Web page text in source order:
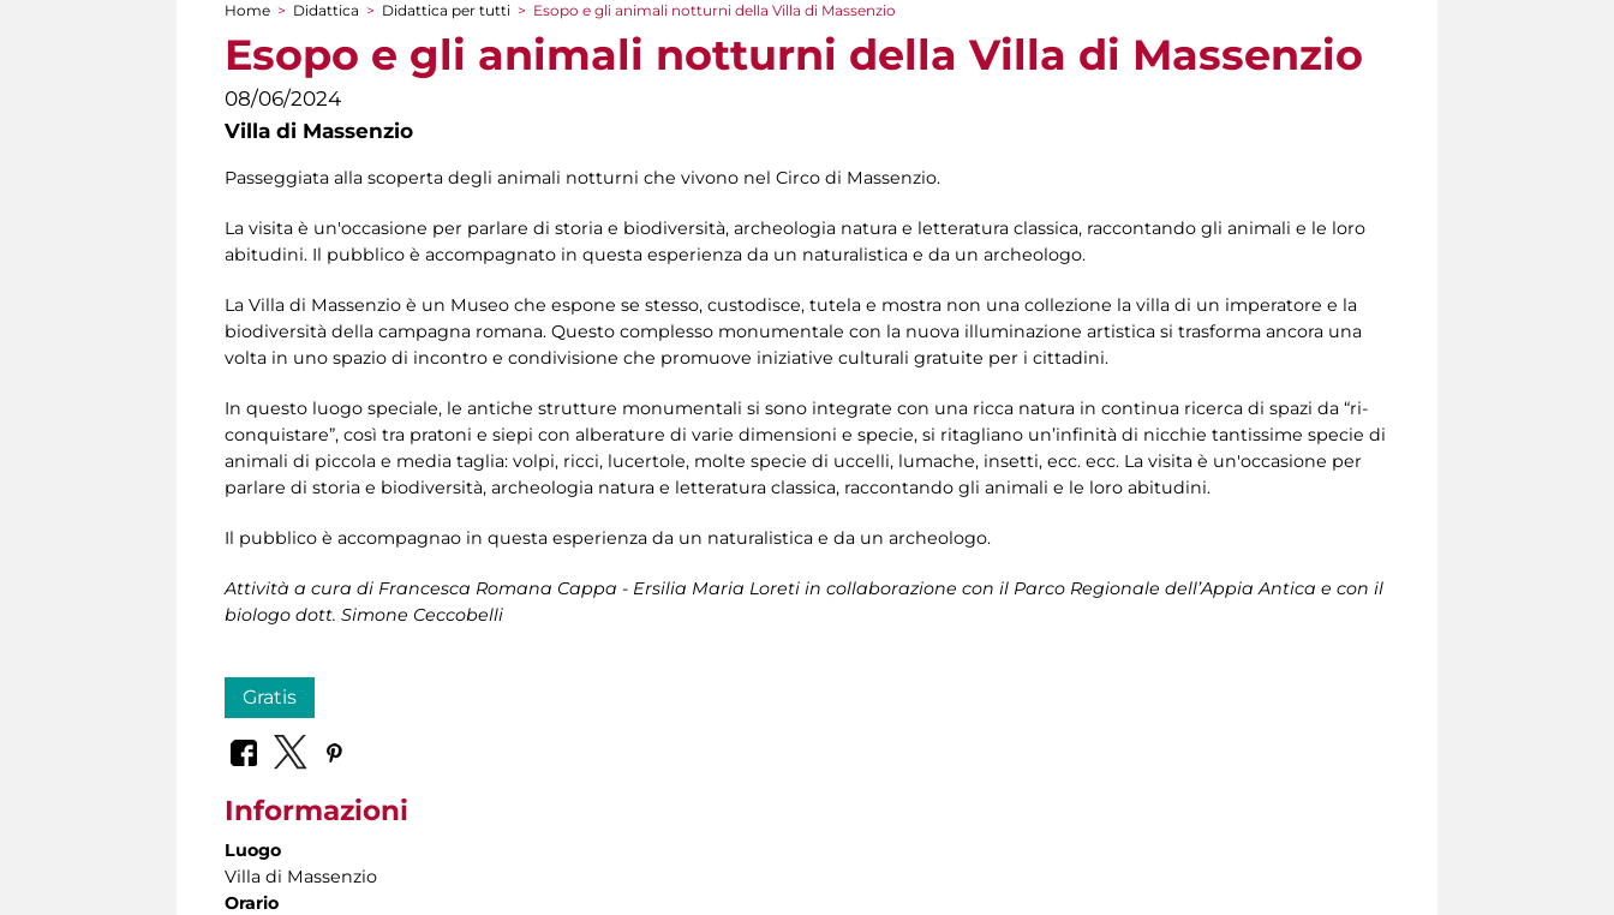
Tu sei qui
Home > Didattica > Didattica per tutti > Esopo e gli animali notturni della Villa di Massenzio
Esopo e gli animali notturni della Villa di Massenzio
08/06/2024
Villa di Massenzio
Passeggiata alla scoperta degli animali notturni che vivono nel Circo di Massenzio.
La visita è un'occasione per parlare di storia e biodiversità, archeologia natura e letteratura classica, raccontando gli animali e le loro
abitudini. Il pubblico è accompagnato in questa esperienza da un naturalistica e da un archeologo.
La Villa di Massenzio è un Museo che espone se stesso, custodisce, tutela e mostra non una collezione la villa di un imperatore e la
biodiversità della campagna romana. Questo complesso monumentale con la nuova illuminazione artistica si trasforma ancora una
volta in uno spazio di incontro e condivisione che promuove iniziative culturali gratuite per i cittadini.
In questo luogo speciale, le antiche strutture monumentali si sono integrate con una ricca natura in continua ricerca di spazi da “ri-
conquistare”, così tra pratoni e siepi con alberature di varie dimensioni e specie, si ritagliano un’infinità di nicchie tantissime specie di
animali di piccola e media taglia: volpi, ricci, lucertole, molte specie di uccelli, lumache, insetti, ecc. ecc. La visita è un'occasione per
parlare di storia e biodiversità, archeologia natura e letteratura classica, raccontando gli animali e le loro abitudini.
Il pubblico è accompagnao in questa esperienza da un naturalistica e da un archeologo.
Attività a cura di Francesca Romana Cappa - Ersilia Maria Loreti in collaborazione con il Parco Regionale dell’Appia Antica e con il
biologo dott. Simone Ceccobelli
Gratis
Informazioni
Luogo
Villa di Massenzio
Orario